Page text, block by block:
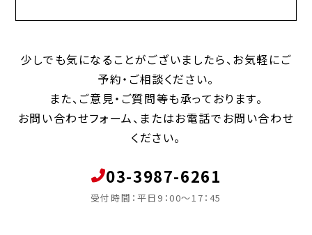
少しでも気になることがございましたら、お気軽にご
予約・ご相談ください。
また、ご意見・ご質問等も承っております。
お問い合わせフォーム、またはお電話でお問い合わせ
ください。
03-3987-6261
受付時間：平日9：00～17：45